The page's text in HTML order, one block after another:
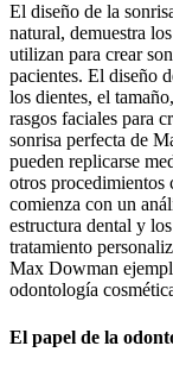
El diseño de la
natural, demuestra
utilizan para crear
pacientes. El diseño
los dientes, el
rasgos faciales para
sonrisa perfecta de
pueden replicarse
otros procedimientos
comienza con un
estructura dental y
tratamiento
Max Dowman
odontología
El papel de la